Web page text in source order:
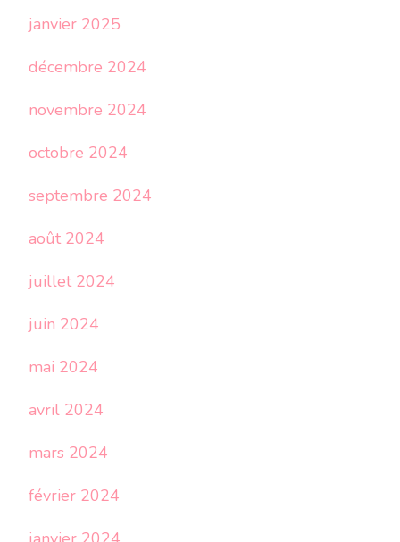
janvier 2025
décembre 2024
novembre 2024
octobre 2024
septembre 2024
août 2024
juillet 2024
juin 2024
mai 2024
avril 2024
mars 2024
février 2024